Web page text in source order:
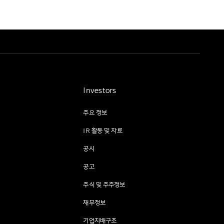
Investors
주요 정보
IR 활동 및 자료
공시
공고
주식 및 주주정보
재무정보
기업지배구조